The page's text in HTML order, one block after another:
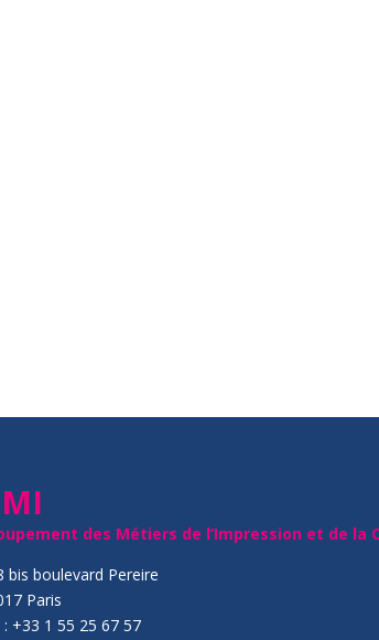
des Métiers de l’Impression et de la
bis boulevard Pereire
Paris
: +33 1 55 25 67 57